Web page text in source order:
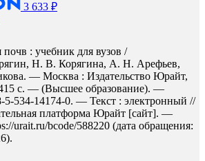
3 633 ₽
почв : учебник для вузов /
Н. В. Корягина, А. Н. Арефьев,
— Москва : Издательство Юрайт,
с. — (Высшее образование). —
5-534-14174-0. — Текст : электронный //
платформа Юрайт [сайт]. —
urait.ru/bcode/588220 (дата обращения: